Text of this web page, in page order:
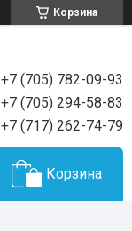
Корзина
+7 (705) 782-09-93
+7 (705) 294-58-83
+7 (717) 262-74-79
Корзина